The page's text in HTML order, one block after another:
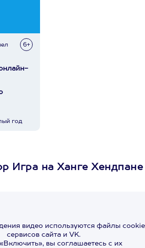
6+
год
Игра на Ханге Хендпане
видео используются файлы cookie
сервисов сайта и VK.
вы соглашаетесь с их